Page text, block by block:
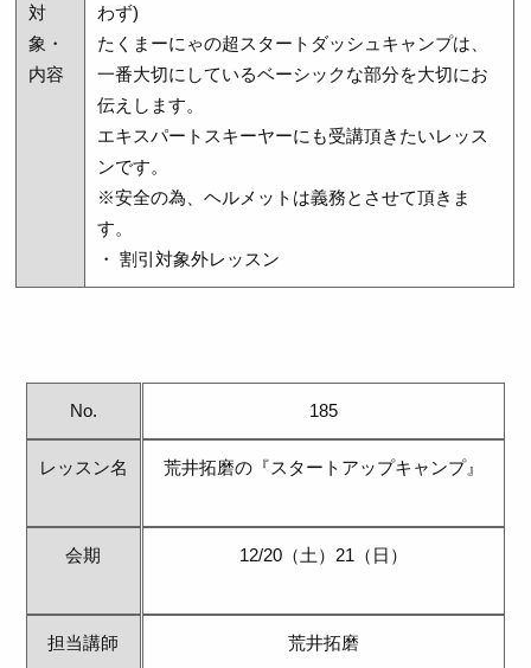
対
象・
内容
わず)
たくまーにゃの超スタートダッシュキャンプは、
一番大切にしているベーシックな部分を大切にお
伝えします。
エキスパートスキーヤーにも受講頂きたいレッス
ンです。
※安全の為、ヘルメットは義務とさせて頂きま
す。
・ 割引対象外レッスン
No.
レッスン名
会期
担当講師
185
荒井拓磨の『スタートアップキャンプ』
12/20（土）21（日）
荒井拓磨